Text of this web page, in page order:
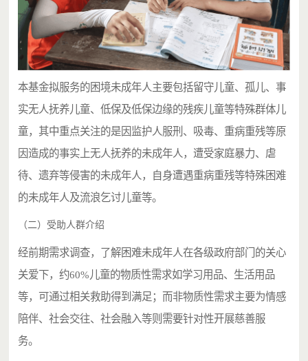
本基金拟服务的困境未成年人主要包括留守儿童、孤儿、事
实无人抚养儿童、低保及低保边缘的残疾儿童等特殊群体儿
童，其中重点关注的是因监护人服刑、吸毒、重病重残等原
因造成的事实上无人抚养的未成年人，遭受家庭暴力、虐
待、遗弃等侵害的未成年人，自身遭遇重病重残等特殊困难
的未成年人及流浪乞讨儿童等。
（二）受助人群介绍
经前期需求调查，了解困难未成年人在各级政府部门的关心
关爱下，约60%儿童的物质性需求如学习用品、生活用品
等，可通过相关救助得到满足；而非物质性需求主要为情感
陪伴、社会交往、社会融入等则需要针对性开展慈善服
务。